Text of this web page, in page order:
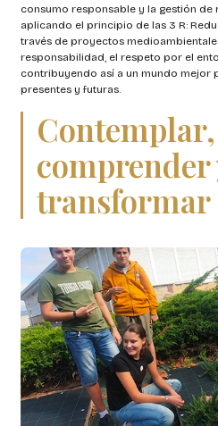
consumo responsable y la gestión de
aplicando el principio de las 3 R:
través de proyectos
responsabilidad, el respeto por el
contribuyendo así a un mundo mejor
presentes y futuras.
Contemplar,
comprender
transformar